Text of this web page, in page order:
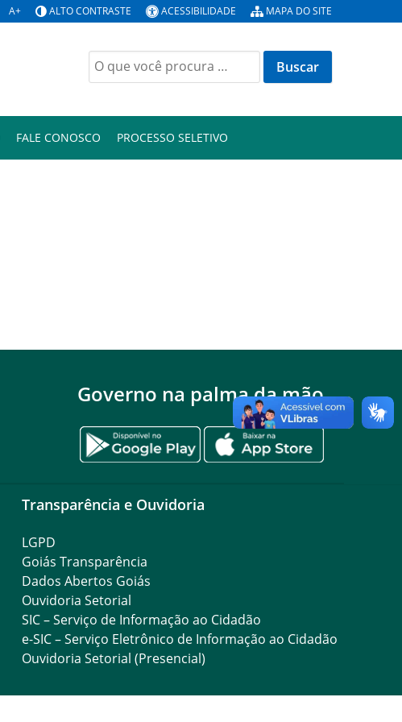
A+ ALTO CONTRASTE ACESSIBILIDADE MAPA DO SITE
Buscar
por:
FALE CONOSCO PROCESSO SELETIVO
Governo na palma da mão
Transparência e Ouvidoria
LGPD
Goiás Transparência
Dados Abertos Goiás
Ouvidoria Setorial
SIC – Serviço de Informação ao Cidadão
e-SIC – Serviço Eletrônico de Informação ao Cidadão
Ouvidoria Setorial (Presencial)